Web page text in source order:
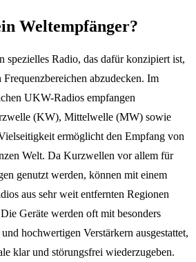
Weltempfänger?
spezielles Radio, das dafür konzipiert ist,
abzudecken. Im
UKW-Radios empfangen
(KW), Mittelwelle (MW) sowie
ermöglicht den Empfang von
Welt. Da Kurzwellen vor allem für
genutzt werden, können mit einem
aus sehr weit entfernten Regionen
Geräte werden oft mit besonders
hochwertigen Verstärkern ausgestattet,
klar und störungsfrei wiederzugeben.